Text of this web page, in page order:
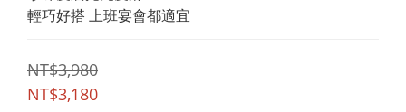
輕巧好搭 上班宴會都適宜
NT$3,980
NT$3,180